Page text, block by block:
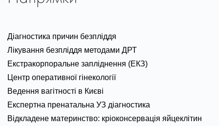
Діагностика причин безпліддя
Лікування безпліддя методами ДРТ
Екстракорпоральне запліднення (ЕКЗ)
Центр оперативної гінекології
Ведення вагітності в Києві
Експертна пренатальна УЗ діагностика
Відкладене материнство: кріоконсервація яйцеклітин